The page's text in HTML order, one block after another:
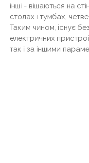
інші - вішаються на
столах і тумбах,
Таким чином, існує
електричних
так і за іншими